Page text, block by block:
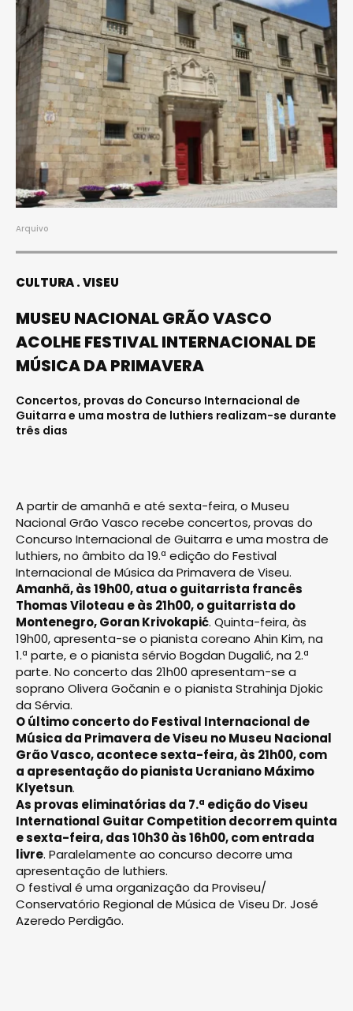
Arquivo
CULTURA VISEU
MUSEU NACIONAL GRÃO VASCO
ACOLHE FESTIVAL INTERNACIONAL DE
MÚSICA DA PRIMAVERA
Concertos, provas do Concurso Internacional de
Guitarra e uma mostra de luthiers realizam-se durante
três dias
A partir de amanhã e até sexta-feira, o Museu
Nacional Grão Vasco recebe concertos, provas do
Concurso Internacional de Guitarra e uma mostra de
luthiers, no âmbito da 19.ª edição do Festival
Internacional de Música da Primavera de Viseu.
Amanhã, às 19h00, atua o guitarrista francês
Thomas Viloteau e às 21h00, o guitarrista do
Montenegro, Goran Krivokapić. Quinta-feira, às
19h00, apresenta-se o pianista coreano Ahin Kim, na
1.ª parte, e o pianista sérvio Bogdan Dugalić, na 2.ª
parte. No concerto das 21h00 apresentam-se a
soprano Olivera Gočanin e o pianista Strahinja Djokic
da Sérvia.
O último concerto do Festival Internacional de
Música da Primavera de Viseu no Museu Nacional
Grão Vasco, acontece sexta-feira, às 21h00, com
a apresentação do pianista Ucraniano Máximo
Klyetsun.
As provas eliminatórias da 7.ª edição do Viseu
International Guitar Competition decorrem quinta
e sexta-feira, das 10h30 às 16h00, com entrada
livre. Paralelamente ao concurso decorre uma
apresentação de luthiers.
O festival é uma organização da Proviseu/
Conservatório Regional de Música de Viseu Dr. José
Azeredo Perdigão.